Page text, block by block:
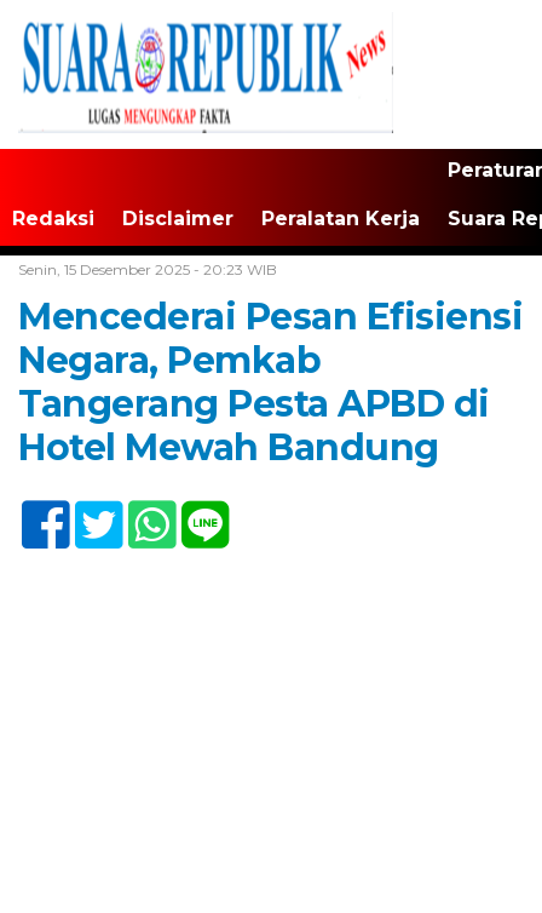
Redaksi Disclaimer Peralatan Kerja Suara
Senin, 15 Desember 2025 - 20:23 WIB
Mencederai Pesan Efisiensi
Negara, Pemkab
Tangerang Pesta APBD di
Hotel Mewah Bandung